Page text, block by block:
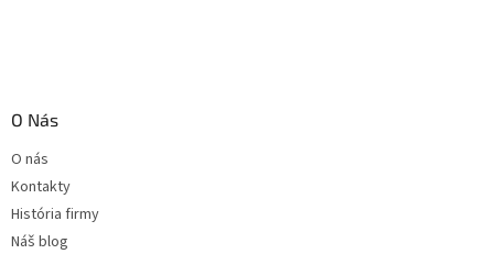
O Nás
O nás
Kontakty
História firmy
Náš blog